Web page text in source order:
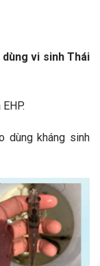
vi sinh Thái
dùng kháng sinh